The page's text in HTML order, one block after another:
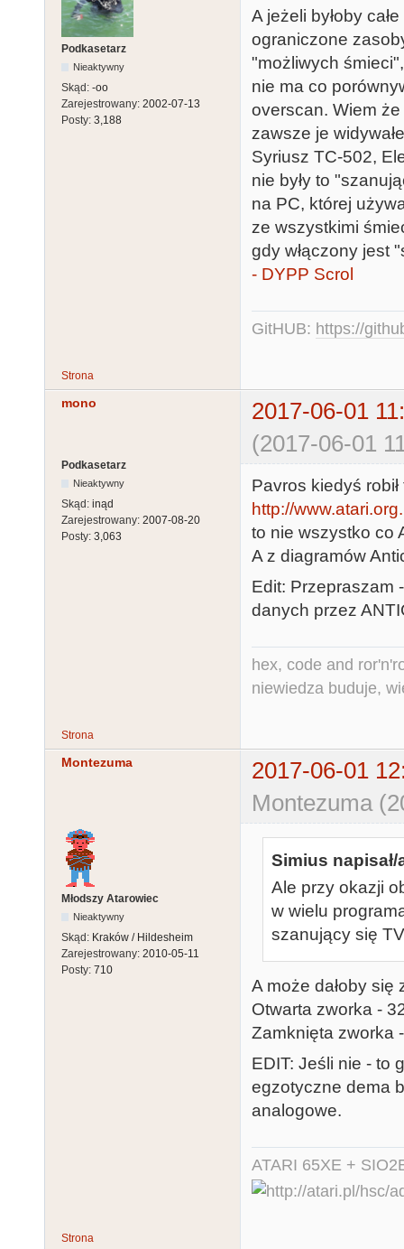
Podkasetarz
Nieaktywny
Skąd: -oo
Zarejestrowany: 2002-07-13
Posty: 3,188
A jeżeli byłoby
ograniczone
"możliwych
nie ma co
overscan. Wiem
zawsze je
Syriusz TC-502,
nie były to
na PC, której
ze wszystkimi
gdy włączony jest
- DYPP Scrol
GitHUB: https://
Strona
mono
2017-06-01
(2017-06-01
Podkasetarz
Nieaktywny
Skąd: inąd
Zarejestrowany: 2007-08-20
Posty: 3,063
Pavros kiedyś
http://
to nie wszystko co
A z diagramów
Edit: Przepraszam
danych przez
hex, code and
niewiedza buduje,
Strona
Montezuma
2017-06-01
Montezuma
Młodszy Atarowiec
Nieaktywny
Skąd: Kraków / Hildesheim
Zarejestrowany: 2010-05-11
Posty: 710
Simius napisał/
Ale przy okazji
w wielu
szanujący się TV
A może dałoby
Otwarta zworka -
Zamknięta zworka
EDIT: Jeśli nie - to
egzotyczne dema
analogowe.
ATARI 65XE +
Strona